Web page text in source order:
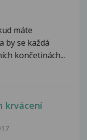
máte
by se každá
končetinách...
krvácení